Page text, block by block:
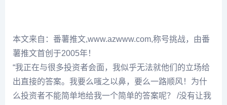
本文来自：番薯推文,www.azwww.com,称号挑战，由番
薯推文首创于2005年！
“我正在与很多投资者会面，我似乎无法就他们的立场给
出直接的答案。我要么嗤之以鼻，要么一路顺风！为什
么投资者不能简单地给我一个简单的答案呢？ /没有让我